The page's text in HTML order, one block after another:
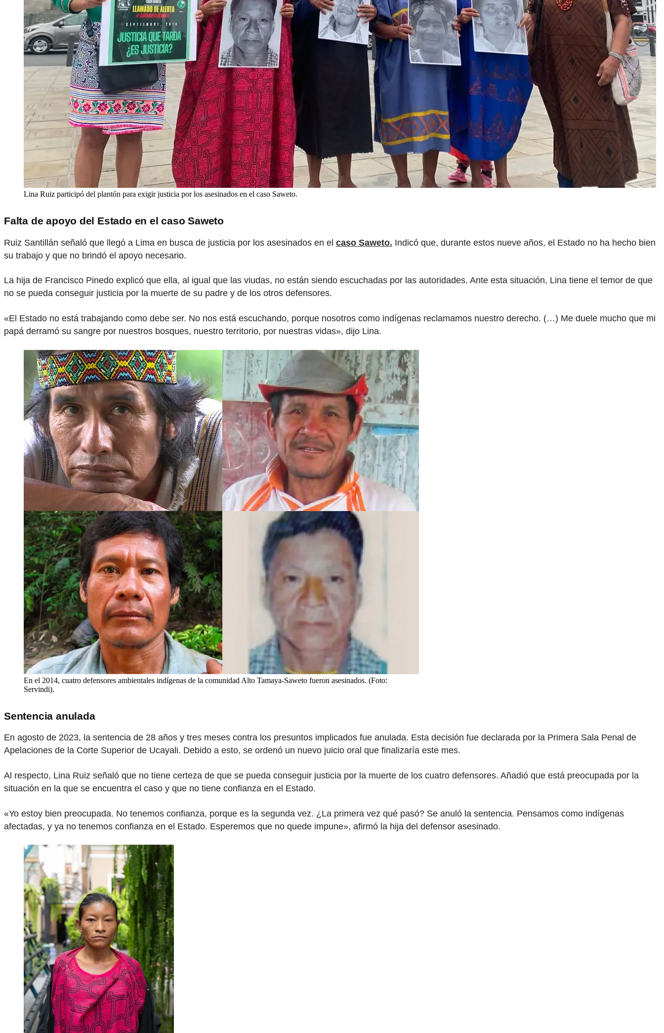
Lina Ruiz participó del plantón para exigir justicia por los asesinados en el caso Saweto.
Falta de apoyo del Estado en el caso Saweto
Ruiz Santillán señaló que llegó a Lima en busca de justicia por los asesinados en el caso Saweto. Indicó que, durante estos nueve años, el Estado no ha hecho bien
su trabajo y que no brindó el apoyo necesario.
La hija de Francisco Pinedo explicó que ella, al igual que las viudas, no están siendo escuchadas por las autoridades. Ante esta situación, Lina tiene el temor de que
no se pueda conseguir justicia por la muerte de su padre y de los otros defensores.
«El Estado no está trabajando como debe ser. No nos está escuchando, porque nosotros como indígenas reclamamos nuestro derecho. (…) Me duele mucho que mi
papá derramó su sangre por nuestros bosques, nuestro territorio, por nuestras vidas», dijo Lina.
En el 2014, cuatro defensores ambientales indígenas de la comunidad Alto Tamaya-Saweto fueron asesinados. (Foto:
Servindi).
Sentencia anulada
En agosto de 2023, la sentencia de 28 años y tres meses contra los presuntos implicados fue anulada. Esta decisión fue declarada por la Primera Sala Penal de
Apelaciones de la Corte Superior de Ucayali. Debido a esto, se ordenó un nuevo juicio oral que finalizaría este mes.
Al respecto, Lina Ruiz señaló que no tiene certeza de que se pueda conseguir justicia por la muerte de los cuatro defensores. Añadió que está preocupada por la
situación en la que se encuentra el caso y que no tiene confianza en el Estado.
«Yo estoy bien preocupada. No tenemos confianza, porque es la segunda vez. ¿La primera vez qué pasó? Se anuló la sentencia. Pensamos como indígenas
afectadas, y ya no tenemos confianza en el Estado. Esperemos que no quede impune», afirmó la hija del defensor asesinado.